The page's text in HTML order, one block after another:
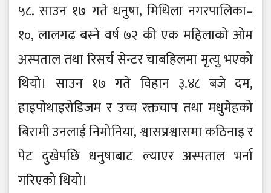
५८. साउन १७ गते धनुषा, मिथिला नगरपालिका–
१०, लालगढ बस्ने वर्ष ७२ की एक महिलाको ओम
अस्पताल तथा रिसर्च सेन्टर चाबहिलमा मृत्यु भएको
थियो। साउन १७ गते विहान ३.४८ बजे दम,
हाइपोथाइरोडिजम र उच्च रक्तचाप तथा मधुमेहको
बिरामी उनलाई निमोनिया, श्वासप्रश्वासमा कठिनाइ र
पेट दुखेपछि धनुषाबाट ल्याएर अस्पताल भर्ना
गरिएको थियो।